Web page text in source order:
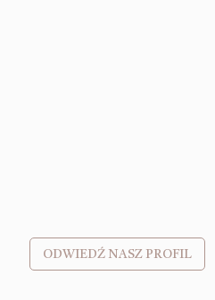
ODWIEDŹ NASZ PROFIL